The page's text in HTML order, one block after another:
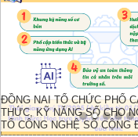
ĐỒNG NAI TỔ CHỨC PHỔ
THỨC, KỸ NĂNG SỐ CHO
TỔ CÔNG NGHỆ SỐ CỘNG